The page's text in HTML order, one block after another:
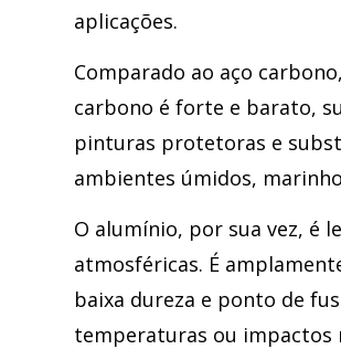
aplicações.
Comparado ao aço
carbono é forte e barato,
pinturas protetoras e
ambientes úmidos,
O alumínio, por sua vez, é
atmosféricas. É
baixa dureza e ponto de
temperaturas ou impactos